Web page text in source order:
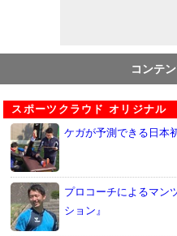
コンテ
スポーツクラウド オリジナル
ケガが予測できる日本
プロコーチによるマン
ション』